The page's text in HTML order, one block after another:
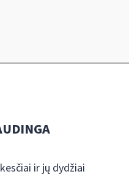
ir jų dydžiai